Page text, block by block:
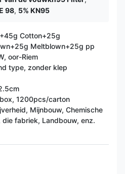
98, 5% KN95
Cotton+25g
Meltblown+25g pp
oor-Riem
type, zonder klep
1200pcs/carton
Mijnbouw, Chemische
die fabriek, Landbouw, enz.